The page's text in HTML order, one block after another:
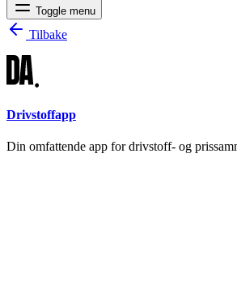
Toggle menu
Tilbake
Drivstoffapp
Din omfattende app for drivstoff- og